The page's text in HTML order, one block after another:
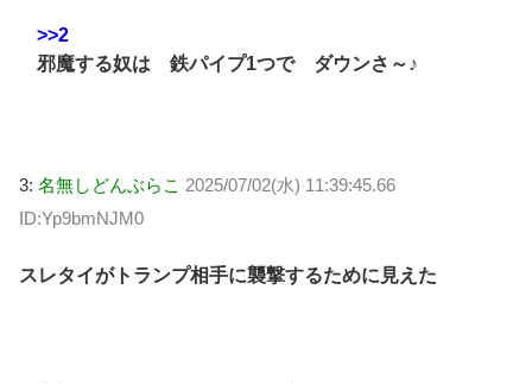
>>2
邪魔する奴は 鉄パイプ1つで ダウンさ～♪
3: 名無しどんぶらこ 2025/07/02(水) 11:39:45.66
ID:Yp9bmNJM0
スレタイがトランプ相手に襲撃するために見えた